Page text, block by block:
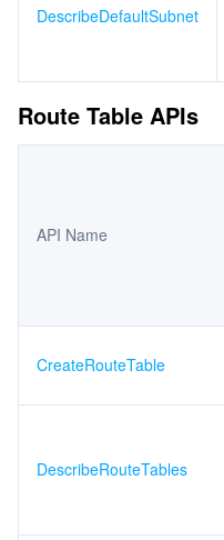
DescribeDefaultSubnet
Route Table APIs
API Name
CreateRouteTable
DescribeRouteTables